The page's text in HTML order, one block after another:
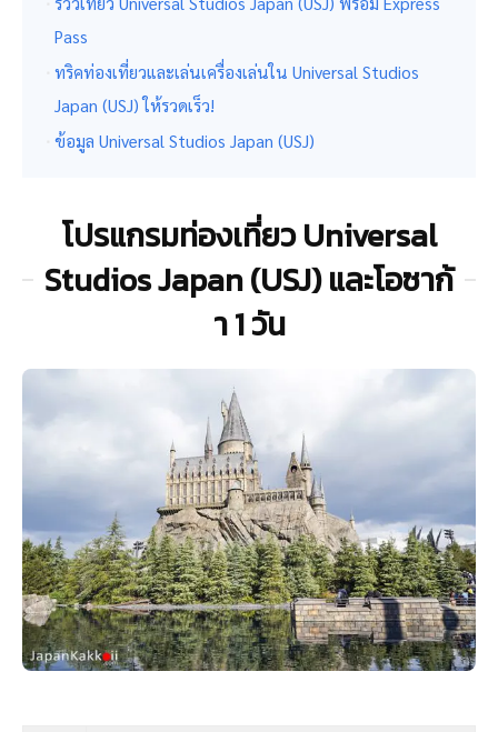
Pass
ทริคท่องเที่ยวและเล่นเครื่องเล่นใน Universal Studios
Japan (USJ) ให้รวดเร็ว!
ข้อมูล Universal Studios Japan (USJ)
โปรแกรมท่องเที่ยว Universal
Studios Japan (USJ) และโอซาก้
า 1 วัน